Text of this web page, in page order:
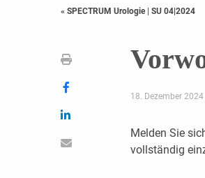
« SPECTRUM Urologie | SU 04|2024
18. Dezember 2024
Melden Sie
vollständig